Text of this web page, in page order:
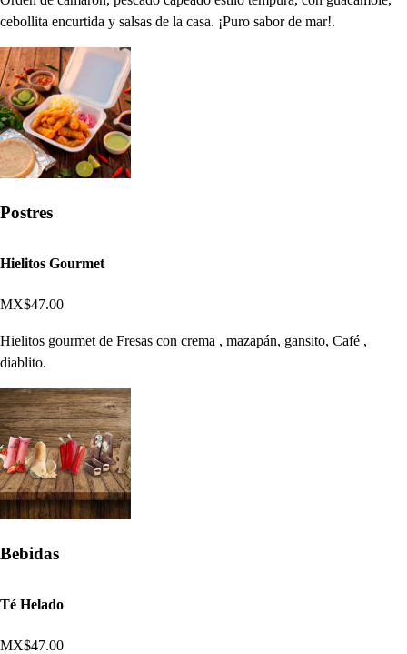
cebollita encurtida y salsas de la casa. ¡Puro sabor de mar!.
Postres
Hielitos Gourmet
MX$47.00
Hielitos gourmet de Fresas con crema , mazapán, gansito, Café ,
diablito.
Bebidas
Té Helado
MX$47.00